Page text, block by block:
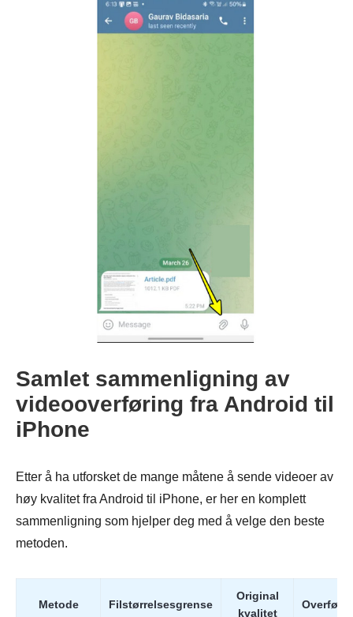
Samlet sammenligning av
videooverføring fra Android til
iPhone
Etter å ha utforsket de mange måtene å sende videoer av
høy kvalitet fra Android til iPhone, er her en komplett
sammenligning som hjelper deg med å velge den beste
metoden.
Metode Filstørrelsesgrense
Original
kvalitet